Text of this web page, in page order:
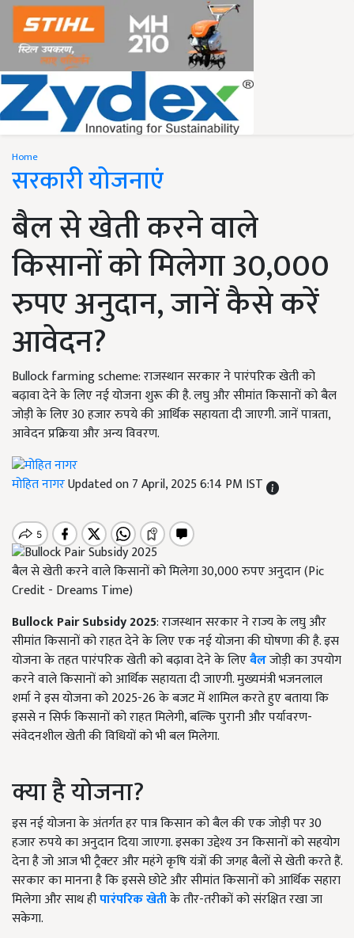
Home
सरकारी योजनाएं
बैल से खेती करने वाले
किसानों को मिलेगा 30,000
रुपए अनुदान, जानें कैसे करें
आवेदन?
Bullock farming scheme: राजस्थान सरकार ने पारंपरिक खेती को
बढ़ावा देने के लिए नई योजना शुरू की है. लघु और सीमांत किसानों को बैल
जोड़ी के लिए 30 हजार रुपये की आर्थिक सहायता दी जाएगी. जानें पात्रता,
आवेदन प्रक्रिया और अन्य विवरण.
मोहित नागरUpdated on 7 April, 2025 6:14 PM IST
बैल से खेती करने वाले किसानों को मिलेगा 30,000 रुपए अनुदान (Pic
Credit - Dreams Time)
Bullock Pair Subsidy 2025: राजस्थान सरकार ने राज्य के लघु और
सीमांत किसानों को राहत देने के लिए एक नई योजना की घोषणा की है. इस
योजना के तहत पारंपरिक खेती को बढ़ावा देने के लिएबैलजोड़ी का उपयोग
करने वाले किसानों को आर्थिक सहायता दी जाएगी. मुख्यमंत्री भजनलाल
शर्मा ने इस योजना को 2025-26 के बजट में शामिल करते हुए बताया कि
इससे न सिर्फ किसानों को राहत मिलेगी, बल्कि पुरानी और पर्यावरण-
संवेदनशील खेती की विधियों को भी बल मिलेगा.
क्या है योजना?
इस नई योजना के अंतर्गत हर पात्र किसान को बैल की एक जोड़ी पर 30
हजार रुपये का अनुदान दिया जाएगा. इसका उद्देश्य उन किसानों को सहयोग
देना है जो आज भी ट्रैक्टर और महंगे कृषि यंत्रों की जगह बैलों से खेती करते हैं.
सरकार का मानना है कि इससे छोटे और सीमांत किसानों को आर्थिक सहारा
मिलेगा और साथ हीपारंपरिक खेतीके तौर-तरीकों को संरक्षित रखा जा
सकेगा.